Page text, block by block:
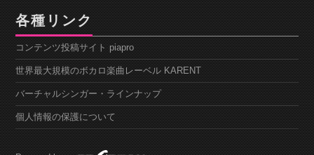
各種リンク
コンテンツ投稿サイト piapro
世界最大規模のボカロ楽曲レーベル KARENT
バーチャルシンガー・ラインナップ
個人情報の保護について